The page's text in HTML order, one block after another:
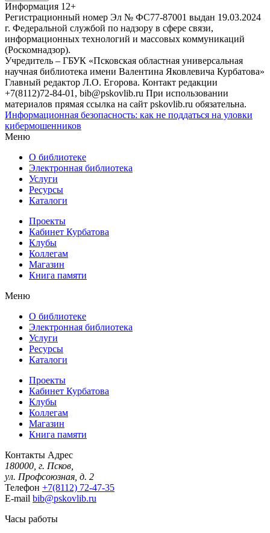
Информация 12+
Регистрационный номер Эл № ФС77-87001 выдан 19.03.2024
г. Федеральной службой по надзору в сфере связи,
информационных технологий и массовых коммуникаций
(Роскомнадзор).
Учредитель – ГБУК «Псковская областная универсальная
научная библиотека имени Валентина Яковлевича Курбатова»
Главный редактор Л.О. Егорова. Контакт редакции
+7(8112)72-84-01, bib@pskovlib.ru При использовании
материалов прямая ссылка на сайт pskovlib.ru обязательна.
Информационная безопасность: как не поддаться на уловки
кибермошенников
Меню
О библиотеке
Электронная библиотека
Услуги
Ресурсы
Каталоги
Проекты
Кабинет Курбатова
Клубы
Коллегам
Магазин
Книга памяти
Меню
О библиотеке
Электронная библиотека
Услуги
Ресурсы
Каталоги
Проекты
Кабинет Курбатова
Клубы
Коллегам
Магазин
Книга памяти
Контакты Адрес
180000, г. Псков,
ул. Профсоюзная, д. 2
Телефон +7(8112) 72-47-35
E-mail bib@pskovlib.ru
Часы работы